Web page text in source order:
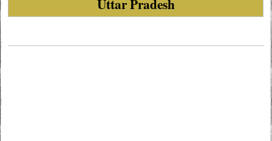
Uttar Pradesh